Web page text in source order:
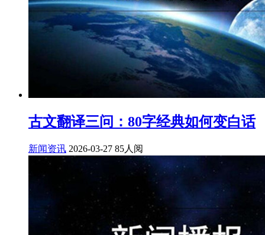
古文翻译三问：80字经典如何变白话
新闻资讯 2026-03-27 85人阅